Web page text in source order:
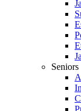
Seniors